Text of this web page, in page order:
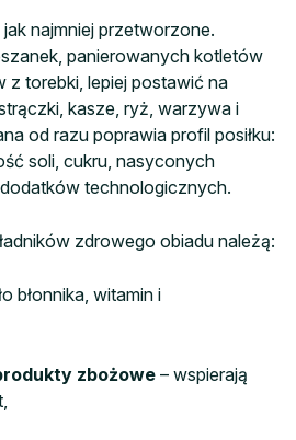
najmniej przetworzone.
panierowanych kotletów
torebki, lepiej postawić na
kasze, ryż, warzywa i
od razu poprawia profil posiłku:
soli, cukru, nasyconych
technologicznych.
zdrowego obiadu należą:
błonnika, witamin i
zbożowe – wspierają